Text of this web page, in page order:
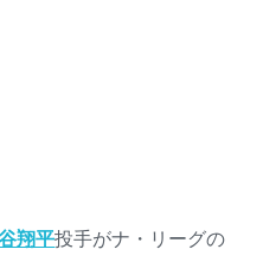
翔平投手がナ・リーグの